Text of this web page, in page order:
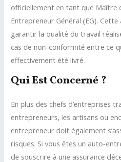
officiellement en tant que Maître
Entrepreneur Général (EG).
garantir la qualité du travail
cas de non-conformité entre ce
effectivement été livré.
Qui Est Concerné ?
En plus des chefs d’entreprises
entrepreneurs, les artisans ou
entrepreneur doit également
risques. Si vous êtes un auto-
de souscrire à une assurance